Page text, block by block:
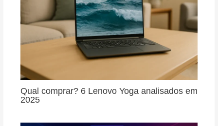
Qual comprar? 6 Lenovo Yoga analisados em
2025